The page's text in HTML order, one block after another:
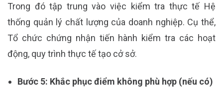
Trong đó tập trung vào việc kiểm tra thực tế Hệ
thống quản lý chất lượng của doanh nghiệp. Cụ thể,
Tổ chức chứng nhận tiến hành kiểm tra các hoạt
động, quy trình thực tế tạo cở sở.
Bước 5: Khắc phục điểm không phù hợp (nếu có)